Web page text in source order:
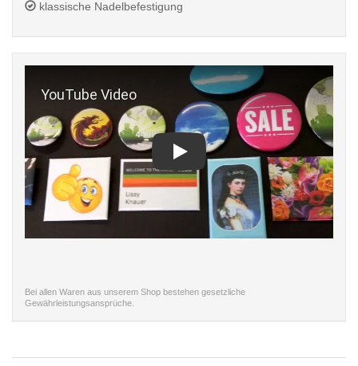
klassische Nadelbefestigung
Bei allen Waren aus unserem Shop bestehen gesetzliche
Gewährleistungsansprüche.